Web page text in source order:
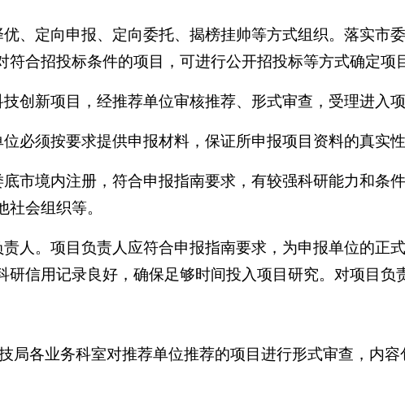
、定向申报、定向委托、揭榜挂帅等方式组织。落实市
符合招投标条件的项目，可进行公开招投标等方式确定项
创新项目，经推荐单位审核推荐、形式审查，受理进入项
必须按要求提供申报材料，保证所申报项目资料的真实
市境内注册，符合申报指南要求，有较强科研能力和条
会组织等。
人。项目负责人应符合申报指南要求，为申报单位的
研信用记录良好，确保足够时间投入项目研究。对项目负
局各业务科室对推荐单位推荐的项目进行形式审查，内